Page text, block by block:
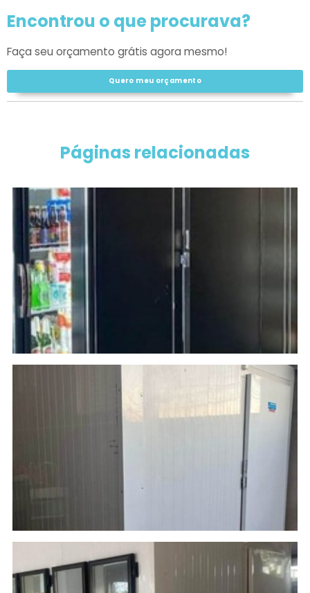
Encontrou o que procurava?
Faça seu orçamento grátis agora mesmo!
Quero meu orçamento
Páginas relacionadas